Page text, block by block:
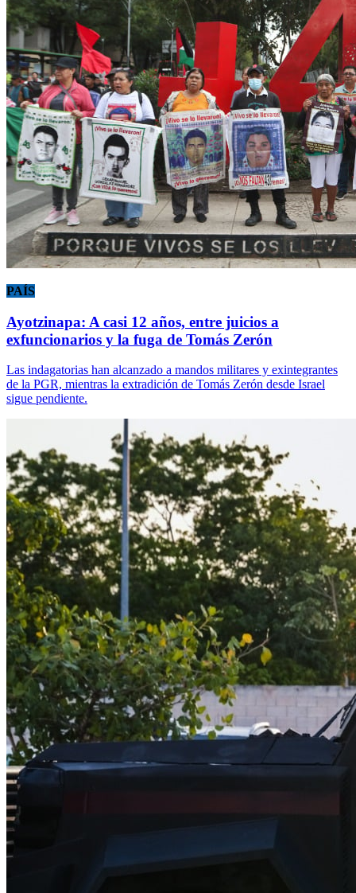
PAÍS
Ayotzinapa: A casi 12 años, entre juicios a
exfuncionarios y la fuga de Tomás Zerón
Las indagatorias han alcanzado a mandos militares y exintegrantes
de la PGR, mientras la extradición de Tomás Zerón desde Israel
sigue pendiente.